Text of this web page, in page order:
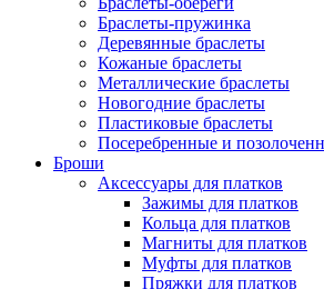
Браслеты-пружинка
Деревянные браслеты
Кожаные браслеты
Металлические браслеты
Новогодние браслеты
Пластиковые браслеты
Посеребренные и
Броши
Аксессуары для платков
Зажимы для платков
Кольца для платков
Магниты для платков
Муфты для платков
Пряжки для платков